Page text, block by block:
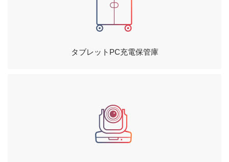
タブレットPC充電保管庫